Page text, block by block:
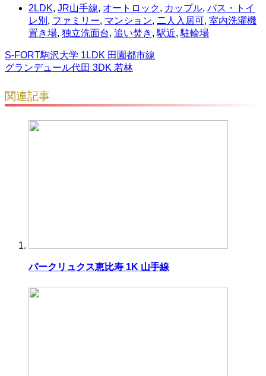
2LDK, JR山手線, オートロック, カップル, バス・トイ
レ別 , ファミリー, マンション, 二人入居可, 室内洗濯機
置き場, 独立洗面台, 追い焚き ,駅近,駐輪場
S-FORT駒沢大学 1LDK 田園都市線
グランデュール代田 3DK 若林
関連記事
パークリュクス恵比寿 1K 山手線